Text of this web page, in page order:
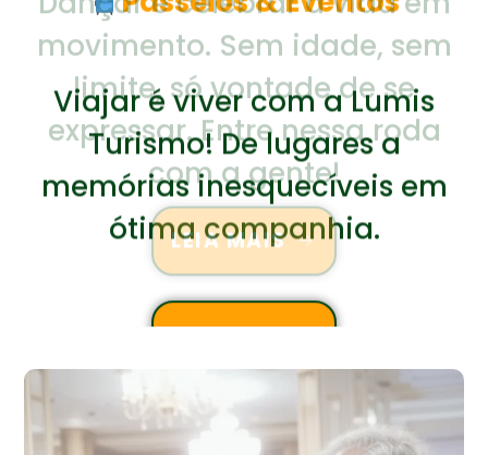
Viajar é viver com a Lumis
Turismo! De lugares a
memórias inesquecíveis em
ótima companhia.
LEIA MAIS